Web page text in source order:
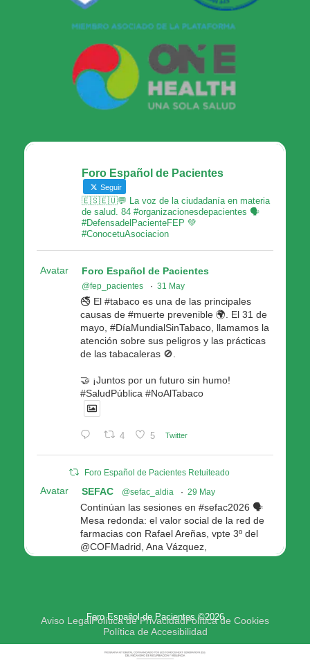
Foro Español de Pacientes
Seguir
🇪🇸🇪🇺💬 La voz de la ciudadanía en materia
de salud. 84 #organizacionesdepacientes 🗣
#DefensadelPacienteFEP 💚
#ConocetuAsociacion
Avatar Foro Español de Pacientes
@fep_pacientes · 31 May
🚭 El #tabaco es una de las principales
causas de #muerte prevenible 🌍. El 31 de
mayo, #DíaMundialSinTabaco, llamamos la
atención sobre sus peligros y las prácticas
de las tabacaleras 🚫.
🤝 ¡Juntos por un futuro sin humo!
#SaludPública #NoAlTabaco
4 5 Twitter
Foro Español de Pacientes Retuiteado
Avatar SEFAC @sefac_aldia · 29 May
Continúan las sesiones en #sefac2026 🗣️
Mesa redonda: el valor social de la red de
farmacias con Rafael Areñas, vpte 3º del
@COFMadrid, Ana Vázquez,
@fep_pacientes Galicia, Antón Acevedo, d
4 4 Twitter
Foro Español de Pacientes
Foro Español de Pacientes ©2026
Aviso LegalPolítica de PrivacidadPolítica de Cookies
Política de Accesibilidad